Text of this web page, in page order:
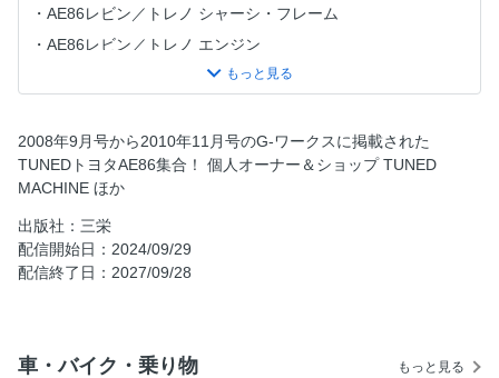
AE86レビン／トレノ シャーシ・フレーム
AE86レビン／トレノ エンジン
時代と共に進化するレビン・トレノの魅力
オレタチのハチロク！
かなり重症 86走行会
方向性の違う二台のトレノ
FSWにターゲットを絞った86
レビントレノ キミならどっちだ!?
2008年9月号から2010年11月号のG-ワークスに掲載された
TUNEDトヨタAE86集合！ 個人オーナー＆ショップ TUNED
MACHINE ほか
出版社：三栄
配信開始日：2024/09/29
配信終了日：2027/09/28
車・バイク・乗り物 もっと見る